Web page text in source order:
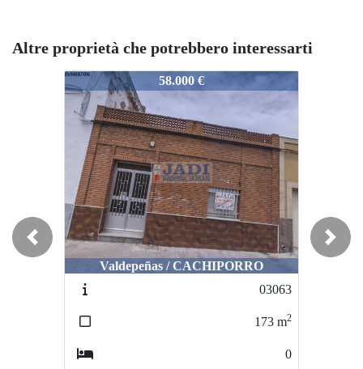
Altre proprietà che potrebbero interessarti
12278
58.000 €
Valdepeñas / CACHIPORRO
03063
173 m2
0
Previous Next